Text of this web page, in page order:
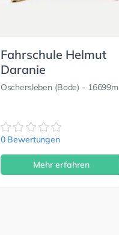
Fahrschule Helmut
Daranie
Oschersleben (Bode) - 16699m
0 Bewertungen
Mehr erfahren